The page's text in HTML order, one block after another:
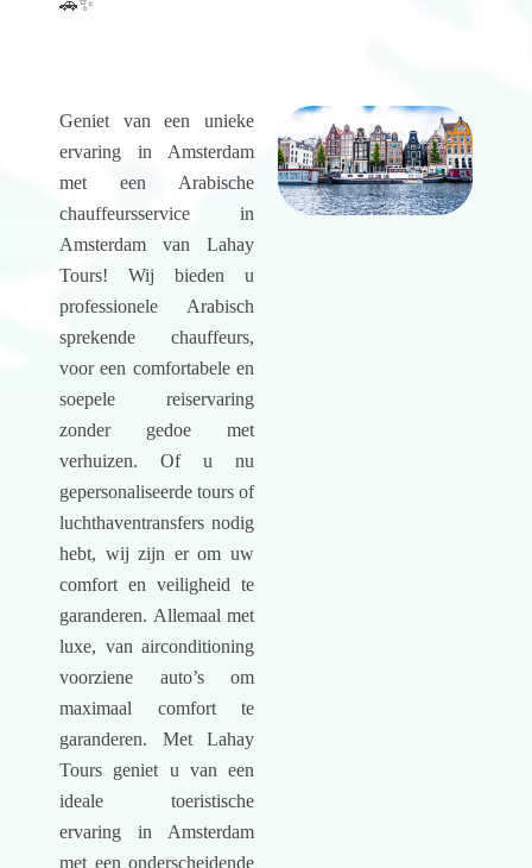
🚗✨
Geniet van een unieke
ervaring in Amsterdam
met een Arabische
chauffeursservice in
Amsterdam van Lahay
Tours! Wij bieden u
professionele Arabisch
sprekende chauffeurs,
voor een comfortabele en
soepele reiservaring
zonder gedoe met
verhuizen. Of u nu
gepersonaliseerde tours of
luchthaventransfers nodig
hebt, wij zijn er om uw
comfort en veiligheid te
garanderen. Allemaal met
luxe, van airconditioning
voorziene auto’s om
maximaal comfort te
garanderen. Met Lahay
Tours geniet u van een
ideale toeristische
ervaring in Amsterdam
met een onderscheidende